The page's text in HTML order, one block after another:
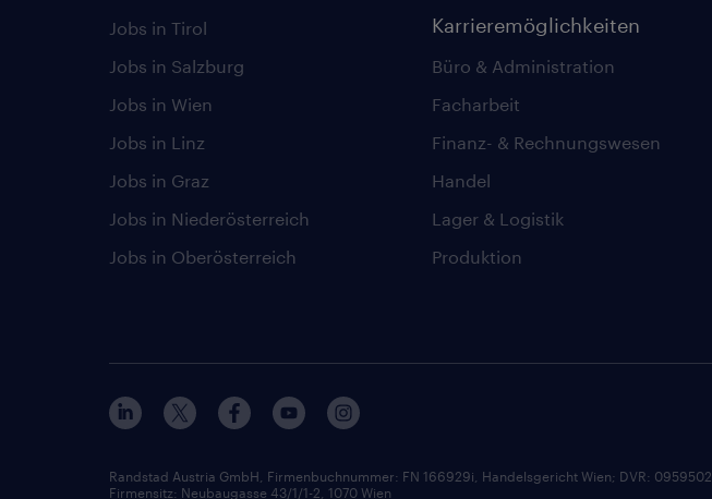
Jobs in Tirol
Jobs in Salzburg
Jobs in Wien
Jobs in Linz
Jobs in Graz
Jobs in Niederösterreich
Jobs in Oberösterreich
Karrieremöglichkeiten
Büro & Administration
Facharbeit
Finanz- & Rechnungswesen
Handel
Lager & Logistik
Produktion
Randstad Austria GmbH, Firmenbuchnummer: FN 166929i, Handelsgericht Wien; DVR: 0959502
Firmensitz: Neubaugasse 43/1/1-2, 1070 Wien